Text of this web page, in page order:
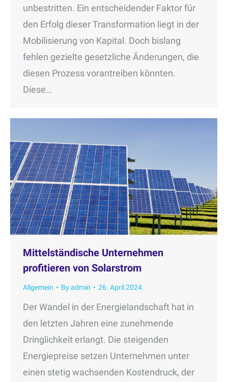
unbestritten. Ein entscheidender Faktor für
den Erfolg dieser Transformation liegt in der
Mobilisierung von Kapital. Doch bislang
fehlen gezielte gesetzliche Änderungen, die
diesen Prozess vorantreiben könnten.
Diese…
Mittelständische Unternehmen
profitieren von Solarstrom
Allgemein Byadmin 26. April 2024
Der Wandel in der Energielandschaft hat in
den letzten Jahren eine zunehmende
Dringlichkeit erlangt. Die steigenden
Energiepreise setzen Unternehmen unter
einen stetig wachsenden Kostendruck, der